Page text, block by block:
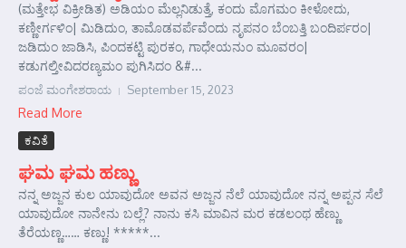
(ಮತ್ತೇಭ ವಿಕ್ರೀಡಿತ) ಅಡಿಯಂ ಮೆಲ್ಲನಿಡುತ್ತೆ, ಕಂದು ಮೊಗಮಂ ಕೀಳೋದು,
ಕಣ್ಣೀರ್ಗಳಿಂ| ಮಿಡಿದುಂ, ತಾಮೊಡವರ್ಪೆವೆಂದು ನೃಪನಂ ಬೆಂಬತ್ತಿ ಬಂದಿರ್ಪರಂ|
ಜಡಿದುಂ ಜಾಡಿಸಿ, ಪಿಂದಕಟ್ಟಿ ಪುರಕಂ, ಗಾಧೇಯನುಂ ಮೂವರಂ|
ಕಡುಗಲ್ತೀವಿದರಣ್ಯಮಂ ಪುಗಿಸಿದಂ &#...
ಪಂಜೆ ಮಂಗೇಶರಾಯ September 15, 2023
Read More
ಕವಿತೆ
ಘಮ ಘಮ ಹಣ್ಣು
ನನ್ನ ಅಜ್ಜನ ಕುಲ ಯಾವುದೋ ಅವನ ಅಜ್ಜನ ನೆಲೆ ಯಾವುದೋ ನನ್ನ ಅಪ್ಪನ ಸೆಲೆ
ಯಾವುದೋ ನಾನೇನು ಬಲ್ಲೆ? ನಾನು ಕಸಿ ಮಾವಿನ ಮರ ಕಡಲಂಥ ಹೆಣ್ಣು
ತೆರೆಯಣ್ಣ…… ಕಣ್ಣು! *****...